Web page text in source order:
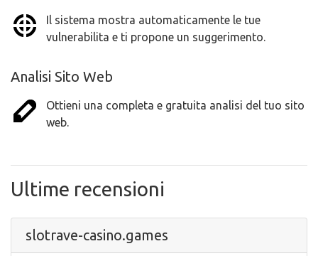
Il sistema mostra automaticamente le tue
vulnerabilita e ti propone un suggerimento.
Analisi Sito Web
Ottieni una completa e gratuita analisi del tuo sito
web.
Ultime recensioni
slotrave-casino.games